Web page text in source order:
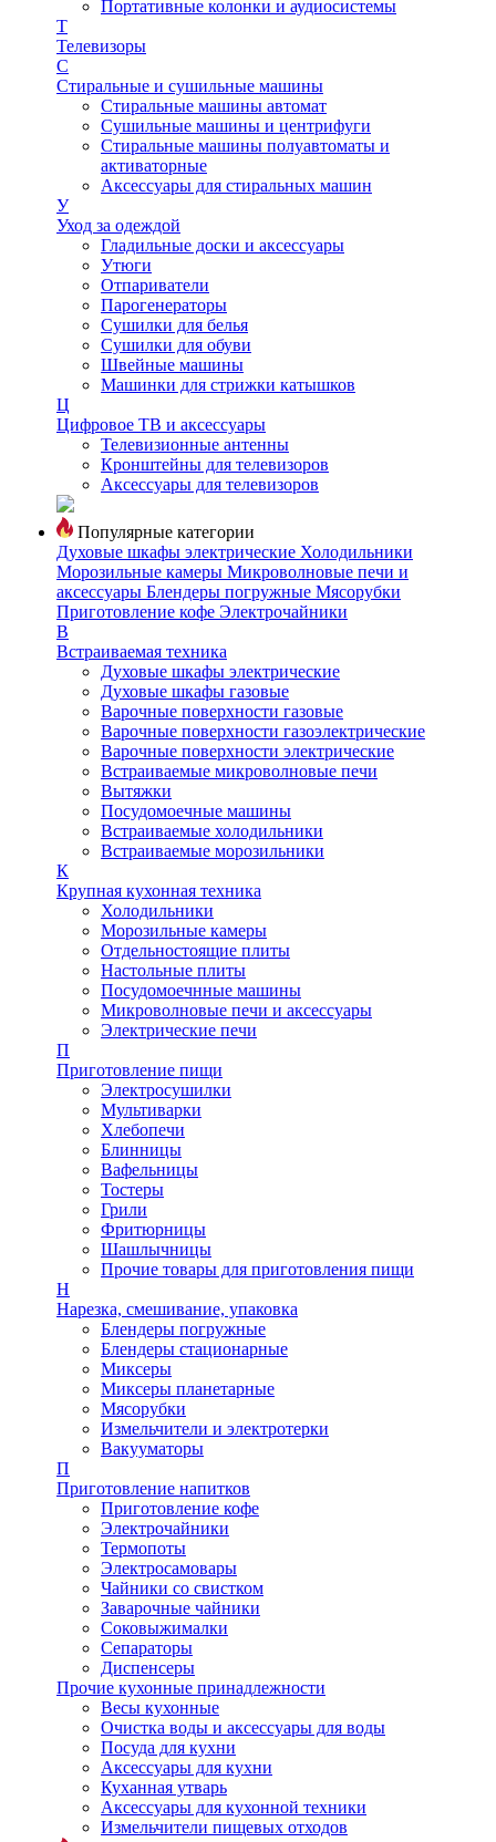
Портативные колонки и аудиосистемы
Т
Телевизоры
С
Стиральные и сушильные машины
Стиральные машины автомат
Сушильные машины и центрифуги
Стиральные машины полуавтоматы и
активаторные
Аксессуары для стиральных машин
У
Уход за одеждой
Гладильные доски и аксессуары
Утюги
Отпариватели
Парогенераторы
Сушилки для белья
Сушилки для обуви
Швейные машины
Машинки для стрижки катышков
Ц
Цифровое ТВ и аксессуары
Телевизионные антенны
Кронштейны для телевизоров
Аксессуары для телевизоров
Популярные категории
Духовые шкафы электрические Холодильники
Морозильные камеры Микроволновые печи и
аксессуары Блендеры погружные Мясорубки
Приготовление кофе Электрочайники
В
Встраиваемая техника
Духовые шкафы электрические
Духовые шкафы газовые
Варочные поверхности газовые
Варочные поверхности газоэлектрические
Варочные поверхности электрические
Встраиваемые микроволновые печи
Вытяжки
Посудомоечные машины
Встраиваемые холодильники
Встраиваемые морозильники
К
Крупная кухонная техника
Холодильники
Морозильные камеры
Отдельностоящие плиты
Настольные плиты
Посудомоечнные машины
Микроволновые печи и аксессуары
Электрические печи
П
Приготовление пищи
Электросушилки
Мультиварки
Хлебопечи
Блинницы
Вафельницы
Тостеры
Грили
Фритюрницы
Шашлычницы
Прочие товары для приготовления пищи
Н
Нарезка, смешивание, упаковка
Блендеры погружные
Блендеры стационарные
Миксеры
Миксеры планетарные
Мясорубки
Измельчители и электротерки
Вакууматоры
П
Приготовление напитков
Приготовление кофе
Электрочайники
Термопоты
Электросамовары
Чайники со свистком
Заварочные чайники
Соковыжималки
Сепараторы
Диспенсеры
Прочие кухонные принадлежности
Весы кухонные
Очистка воды и аксессуары для воды
Посуда для кухни
Аксессуары для кухни
Куханная утварь
Аксессуары для кухонной техники
Измельчители пищевых отходов